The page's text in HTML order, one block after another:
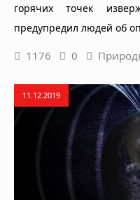
горячих точек
предупредил людей об
1176 0
11.12.2019